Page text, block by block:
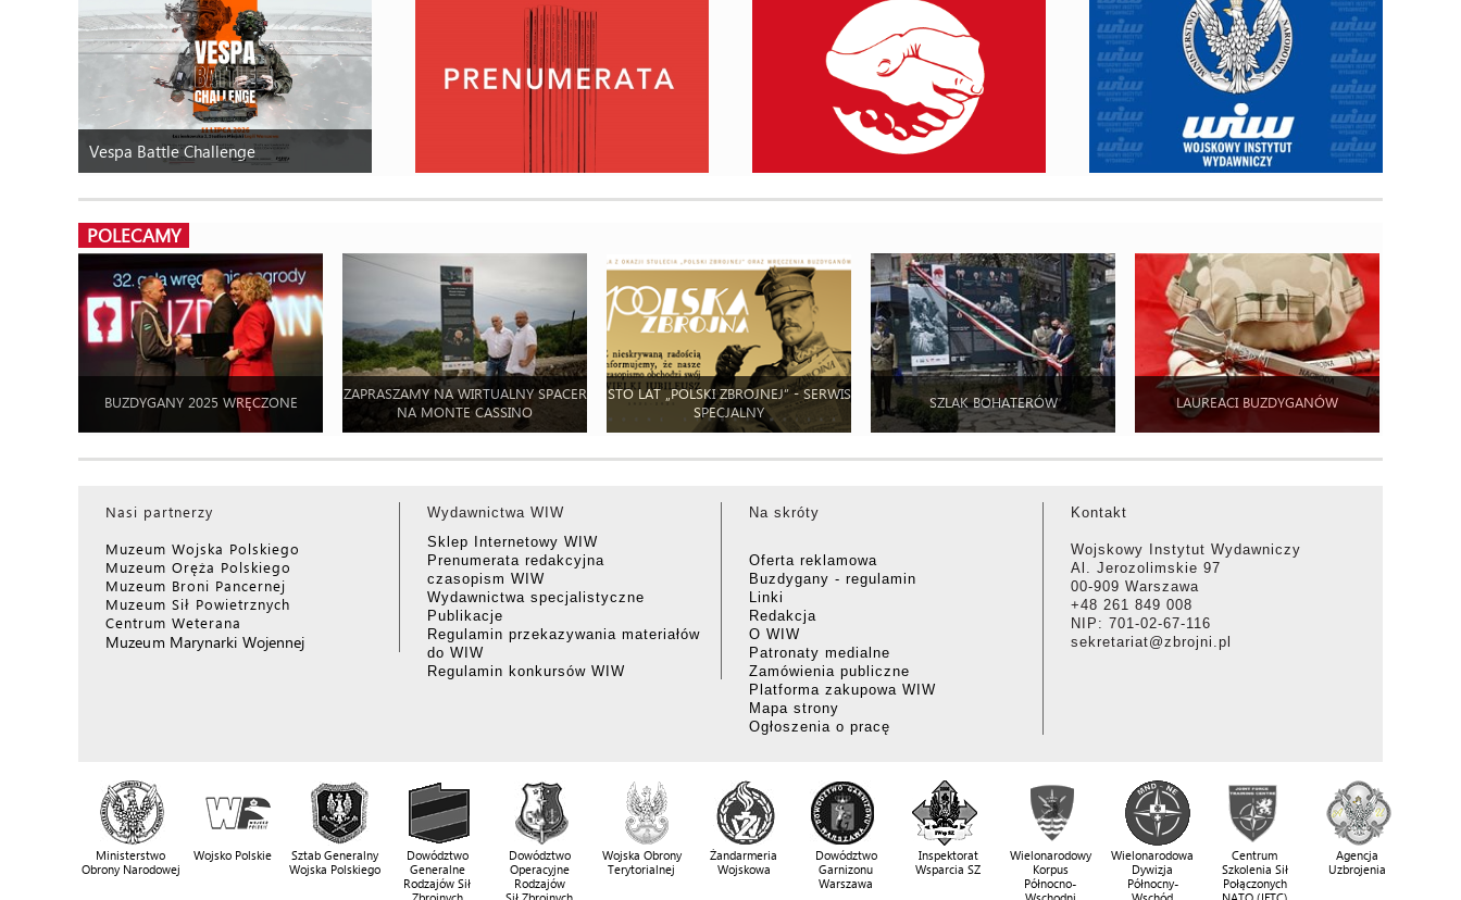
Vespa Battle Challenge
POLECAMY
BUZDYGANY 2025 WRĘCZONE
ZAPRASZAMY NA WIRTUALNY SPACER
NA MONTE CASSINO
STO LAT „POLSKI ZBROJNEJ” - SERWIS
SPECJALNY
SZLAK BOHATERÓW LAUREACI BUZDYGANÓW
Nasi partnerzy
Muzeum Wojska Polskiego
Muzeum Oręża Polskiego
Muzeum Broni Pancernej
Muzeum Sił Powietrznych
Centrum Weterana
Muzeum Marynarki Wojennej
Wydawnictwa WIW
Sklep Internetowy WIW
Prenumerata redakcyjna
czasopism WIW
Wydawnictwa specjalistyczne
Publikacje
Regulamin przekazywania materiałów
do WIW
Regulamin konkursów WIW
Na skróty
Oferta reklamowa
Buzdygany - regulamin
Linki
Redakcja
O WIW
Patronaty medialne
Zamówienia publiczne
Platforma zakupowa WIW
Mapa strony
Ogłoszenia o pracę
Kontakt
Wojskowy Instytut Wydawniczy
Al. Jerozolimskie 97
00-909 Warszawa
+48 261 849 008
NIP: 701-02-67-116
sekretariat@zbrojni.pl
Ministerstwo
Obrony Narodowej
Wojsko Polskie
Sztab Generalny
Wojska Polskiego
Dowództwo
Generalne
Rodzajów Sił
Dowództwo
Operacyjne
Rodzajów
Wojska Obrony
Terytorialnej
Żandarmeria
Wojskowa
Dowództwo
Garnizonu
Warszawa
Inspektorat
Wsparcia SZ
Wielonarodowy
Korpus
Północno-
Wielonarodowa
Dywizja
Północny-
Centrum
Szkolenia Sił
Połączonych
Agencja
Uzbrojenia